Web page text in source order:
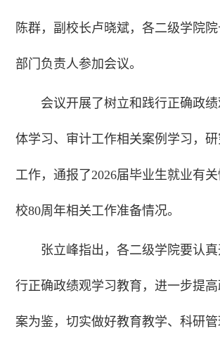
陈群，副校长卢晓斌，各二级学院
部门负责人参加会议。
会议开展了树立和践行正确政
体学习、审计工作相关案例学习，
工作，通报了2026届毕业生就业有
校80周年相关工作准备情况。
张立峰指出，各二级学院要认
行正确政绩观学习教育，进一步提
案为鉴，切实做好教育教学、科研